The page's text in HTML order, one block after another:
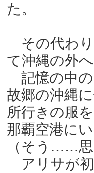
た。
その代わ
て沖縄の外
記憶の中の
故郷の沖縄
所行きの服
那覇空港に
（そう……
アリサが初